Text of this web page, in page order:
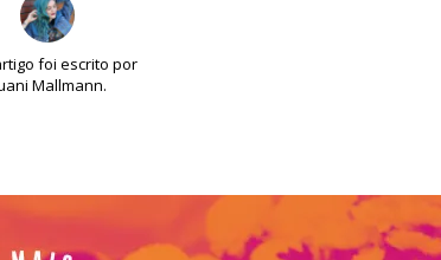
foi escrito por
Mallmann.